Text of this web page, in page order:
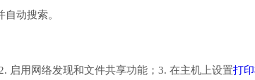
动搜索。
启用网络发现和文件共享功能；3. 在主机上设置打